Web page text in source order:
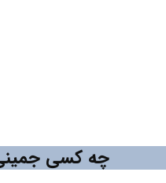
چه کسی